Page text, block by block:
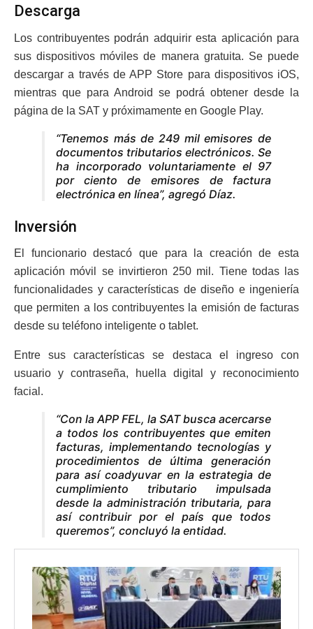
Descarga
Los contribuyentes podrán adquirir esta aplicación para
sus dispositivos móviles de manera gratuita. Se puede
descargar a través de APP Store para dispositivos iOS,
mientras que para Android se podrá obtener desde la
página de la SAT y próximamente en Google Play.
“Tenemos más de 249 mil emisores de
documentos tributarios electrónicos. Se
ha incorporado voluntariamente el 97
por ciento de emisores de factura
electrónica en línea”, agregó Díaz.
Inversión
El funcionario destacó que para la creación de esta
aplicación móvil se invirtieron 250 mil. Tiene todas las
funcionalidades y características de diseño e ingeniería
que permiten a los contribuyentes la emisión de facturas
desde su teléfono inteligente o tablet.
Entre sus características se destaca el ingreso con
usuario y contraseña, huella digital y reconocimiento
facial.
“Con la APP FEL, la SAT busca acercarse
a todos los contribuyentes que emiten
facturas, implementando tecnologías y
procedimientos de última generación
para así coadyuvar en la estrategia de
cumplimiento tributario impulsada
desde la administración tributaria, para
así contribuir por el país que todos
queremos”, concluyó la entidad.